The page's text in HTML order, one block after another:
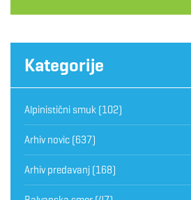
Kategorije
Alpinistični smuk (102)
Arhiv novic (637)
Arhiv predavanj (168)